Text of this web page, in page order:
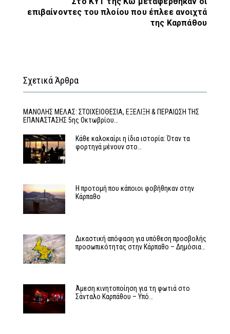
επιβαίνοντες του πλοίου που έπλεε ανοιχτά
της Καρπάθου
Σχετικά Άρθρα
MΑΝΟΛΗΣ ΜΕΛΑΣ: ΣΤΟΙΧΕΙΟΘΕΣΙΑ, ΕΞΕΛΙΞΗ & ΠΕΡΑΙΩΣΗ ΤΗΣ
ΕΠΑΝΑΣΤΑΣΗΣ 5ης Οκτωβρίου…
Κάθε καλοκαίρι η ίδια ιστορία: Όταν τα
φορτηγά μένουν στο…
Η προτομή που κάποιοι φοβήθηκαν στην
Κάρπαθο
Δικαστική απόφαση για υπόθεση προσβολής
προσωπικότητας στην Κάρπαθο – Δημόσια…
Άμεση κινητοποίηση για τη φωτιά στο
Σάνταλο Καρπάθου – Υπό…